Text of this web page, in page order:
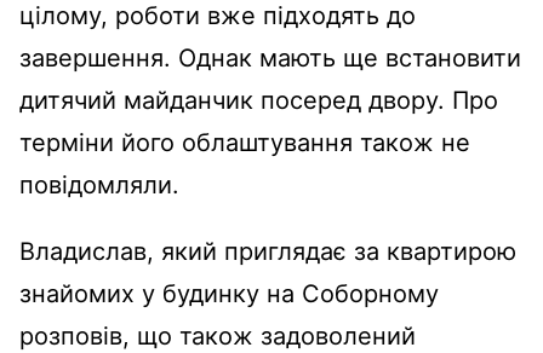
цілому, роботи вже підходять до
завершення. Однак мають ще встановити
дитячий майданчик посеред двору. Про
терміни його облаштування також не
повідомляли.
Владислав, який приглядає за квартирою
знайомих у будинку на Соборному
розповів, що також задоволений